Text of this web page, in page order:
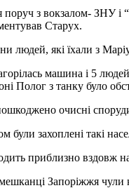
поруч з вокзалом- ЗНУ
Старух.
людей, які їхали з
машина і 5
Полог з танку було
очисні
були захоплені такі
приблизно вздовж
Запоріжжя